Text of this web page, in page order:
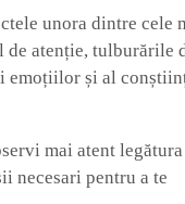
unora dintre cele
atenție, tulburările
emoțiilor și al
mai atent legătura
necesari pentru a te